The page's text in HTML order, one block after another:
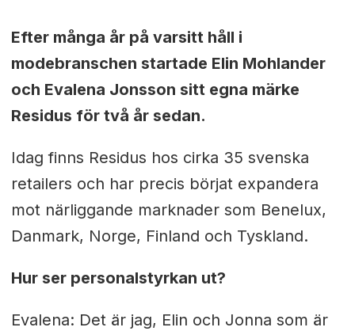
Efter många år på varsitt håll i
modebranschen startade Elin Mohlander
och Evalena Jonsson sitt egna märke
Residus för två år sedan.
Idag finns Residus hos cirka 35 svenska
retailers och har precis börjat expandera
mot närliggande marknader som Benelux,
Danmark, Norge, Finland och Tyskland.
Hur ser personalstyrkan ut?
Evalena: Det är jag, Elin och Jonna som är